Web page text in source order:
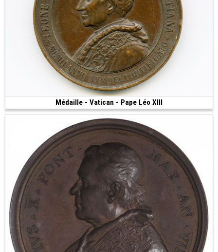
Médaille - Vatican - Pape Léo XIII
(1902 • 47.92 g • 46 mm)